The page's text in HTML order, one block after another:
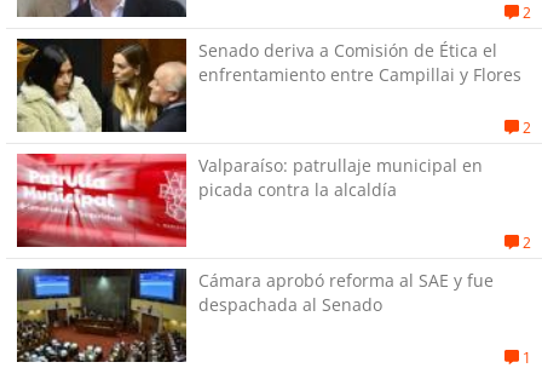
2
Senado deriva a Comisión de Ética el
enfrentamiento entre Campillai y Flores
2
Valparaíso: patrullaje municipal en
picada contra la alcaldía
2
Cámara aprobó reforma al SAE y fue
despachada al Senado
1